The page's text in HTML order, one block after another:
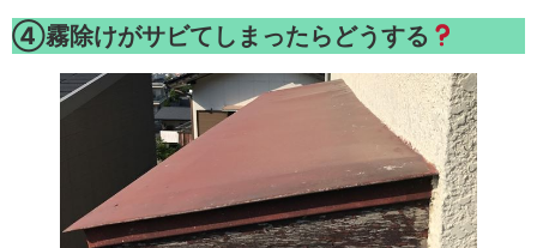
④霧除けがサビてしまったらどうする